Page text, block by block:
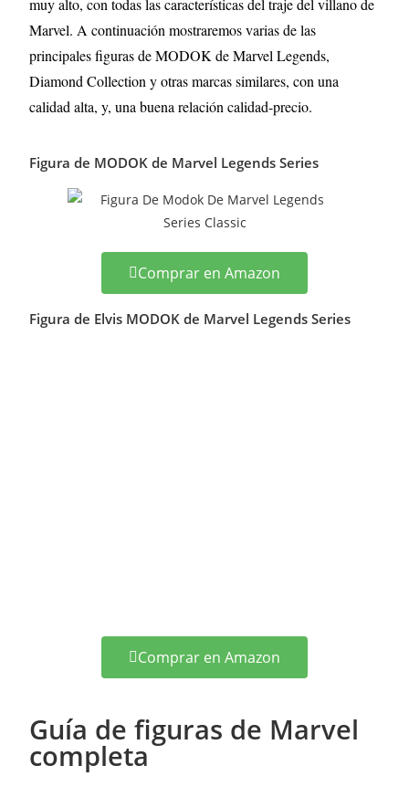
muy alto, con todas las características del traje del villano de
Marvel. A continuación mostraremos varias de las
principales figuras deMODOKde Marvel Legends,
Diamond Collection y otras marcas similares, con una
calidad alta, y, una buena relación calidad-precio.
Figura de MODOK de Marvel Legends Series
Comprar en Amazon
Figura de Elvis MODOK de Marvel Legends Series
Comprar en Amazon
Guía de figuras de Marvel
completa